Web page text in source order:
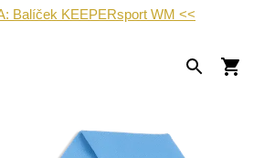
Balíček KEEPERsport WM <<